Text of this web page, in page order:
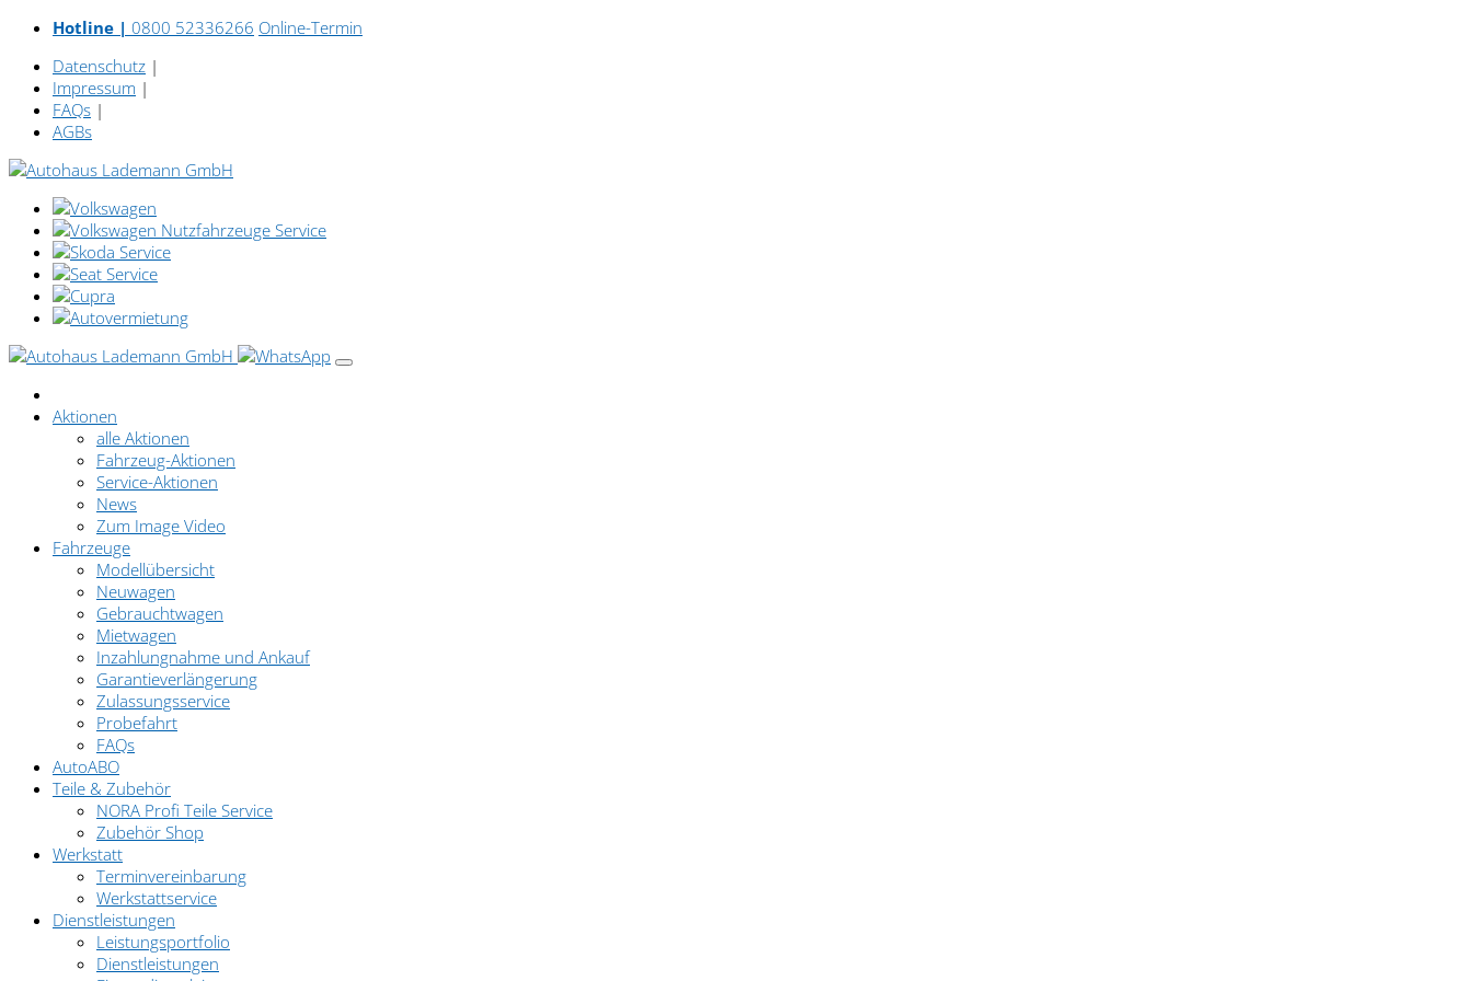
Hotline | 0800 52336266 Online-Termin
Datenschutz |
Impressum |
FAQs |
AGBs
Aktionen
alle Aktionen
Fahrzeug-Aktionen
Service-Aktionen
News
Zum Image Video
Fahrzeuge
Modellübersicht
Neuwagen
Gebrauchtwagen
Mietwagen
Inzahlungnahme und Ankauf
Garantieverlängerung
Zulassungsservice
Probefahrt
FAQs
AutoABO
Teile & Zubehör
NORA Profi Teile Service
Zubehör Shop
Werkstatt
Terminvereinbarung
Werkstattservice
Dienstleistungen
Leistungsportfolio
Dienstleistungen